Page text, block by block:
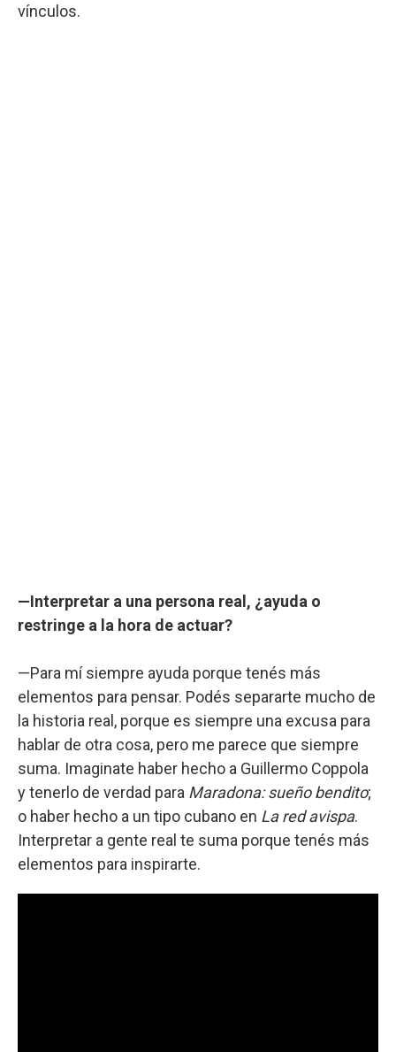
vínculos.
—Interpretar a una persona real, ¿ayuda o
restringe a la hora de actuar?
—Para mí siempre ayuda porque tenés más
elementos para pensar. Podés separarte mucho de
la historia real, porque es siempre una excusa para
hablar de otra cosa, pero me parece que siempre
suma. Imaginate haber hecho a Guillermo Coppola
y tenerlo de verdad para Maradona: sueño bendito;
o haber hecho a un tipo cubano en La red avispa.
Interpretar a gente real te suma porque tenés más
elementos para inspirarte.